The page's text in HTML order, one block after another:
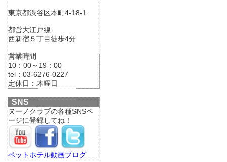
東京都渋谷区本町4-18-1
都営大江戸線
西新宿５丁目徒歩4分
営業時間
10：00～19：00
tel：03-6276-0227
定休日：木曜日
SNS
ヌーノクラブの各種SNSペ
ージに登録してね！
ペットホテル動画ブログ